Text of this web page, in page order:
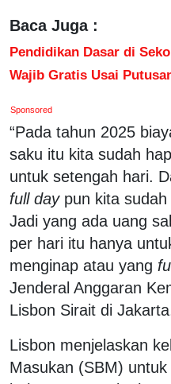
Baca Juga :
Pendidikan Dasar di
Wajib Gratis Usai
Sponsored
“Pada tahun 2025
saku itu kita sudah
untuk setengah hari.
full daypun kita sudah
Jadi yang ada uang
per hari itu hanya
menginap atau yang
Jenderal Anggaran
Lisbon Sirait di
Lisbon menjelaskan
Masukan (SBM)